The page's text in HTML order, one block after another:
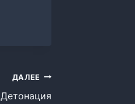
ДАЛЕЕ
Детонация